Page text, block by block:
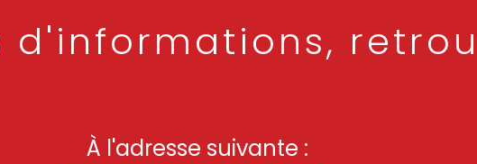
d'informations,
À l'adresse suivante :